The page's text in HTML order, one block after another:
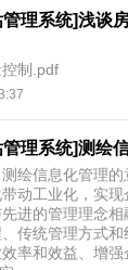
理系统]浅谈
制.pdf
理系统]测绘
绘信息化管理
动工业化，实
进的管理理念
传统管理方式
率和效益、增强